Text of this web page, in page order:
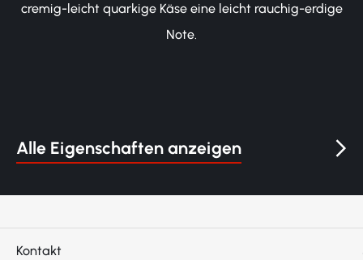
cremig-leicht quarkige Käse eine leicht rauchig-erdige
Note.
Alle Eigenschaften anzeigen
Kontakt